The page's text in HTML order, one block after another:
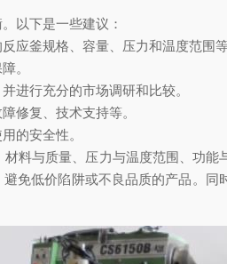
以下是一些建议：
应釜规格、容量、压力和温度范围等
。
进行充分的市场调研和比较。
修复、技术支持等。
的安全性。
料与质量、压力与温度范围、功
免低价陷阱或不良品质的产品。